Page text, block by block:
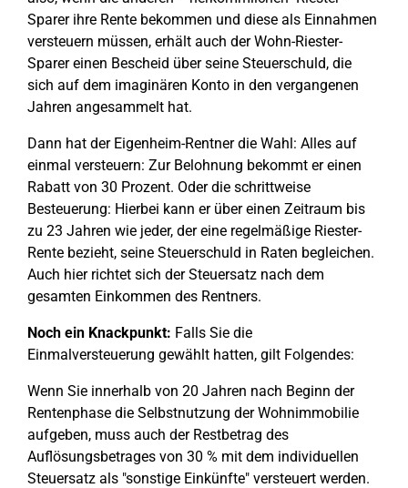
Sparer ihre Rente bekommen und diese als Einnahmen
versteuern müssen, erhält auch der Wohn-Riester-
Sparer einen Bescheid über seine Steuerschuld, die
sich auf dem imaginären Konto in den vergangenen
Jahren angesammelt hat.
Dann hat der Eigenheim-Rentner die Wahl: Alles auf
einmal versteuern: Zur Belohnung bekommt er einen
Rabatt von 30 Prozent. Oder die schrittweise
Besteuerung: Hierbei kann er über einen Zeitraum bis
zu 23 Jahren wie jeder, der eine regelmäßige Riester-
Rente bezieht, seine Steuerschuld in Raten begleichen.
Auch hier richtet sich der Steuersatz nach dem
gesamten Einkommen des Rentners.
Noch ein Knackpunkt: Falls Sie die
Einmalversteuerung gewählt hatten, gilt Folgendes:
Wenn Sie innerhalb von 20 Jahren nach Beginn der
Rentenphase die Selbstnutzung der Wohnimmobilie
aufgeben, muss auch der Restbetrag des
Auflösungsbetrages von 30 % mit dem individuellen
Steuersatz als "sonstige Einkünfte" versteuert werden.